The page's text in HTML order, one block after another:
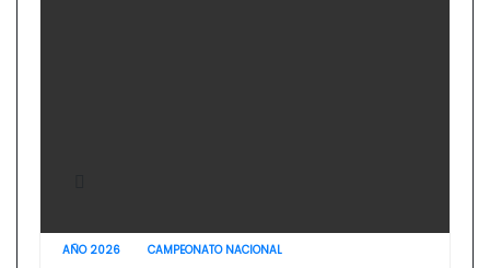
AÑO 2026 CAMPEONATO NACIONAL